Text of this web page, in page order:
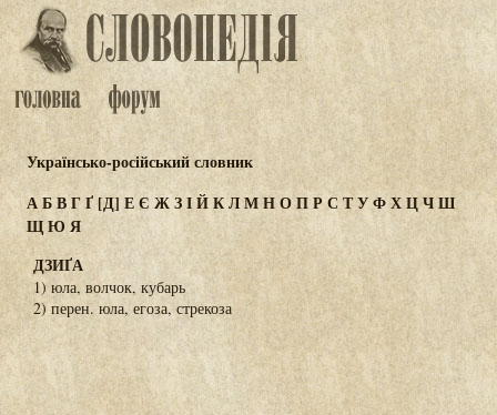
Українсько-російський словник
АБВГҐ[Д] ЕЄ ЖЗІЙКЛМНОПР С ТУФХЦЧШ
ЩЮ Я
ДЗИҐА
1) юла, волчок, кубарь
2) перен. юла, егоза, стрекоза